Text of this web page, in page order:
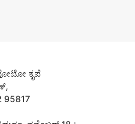
ಕೃಪೆ
95817